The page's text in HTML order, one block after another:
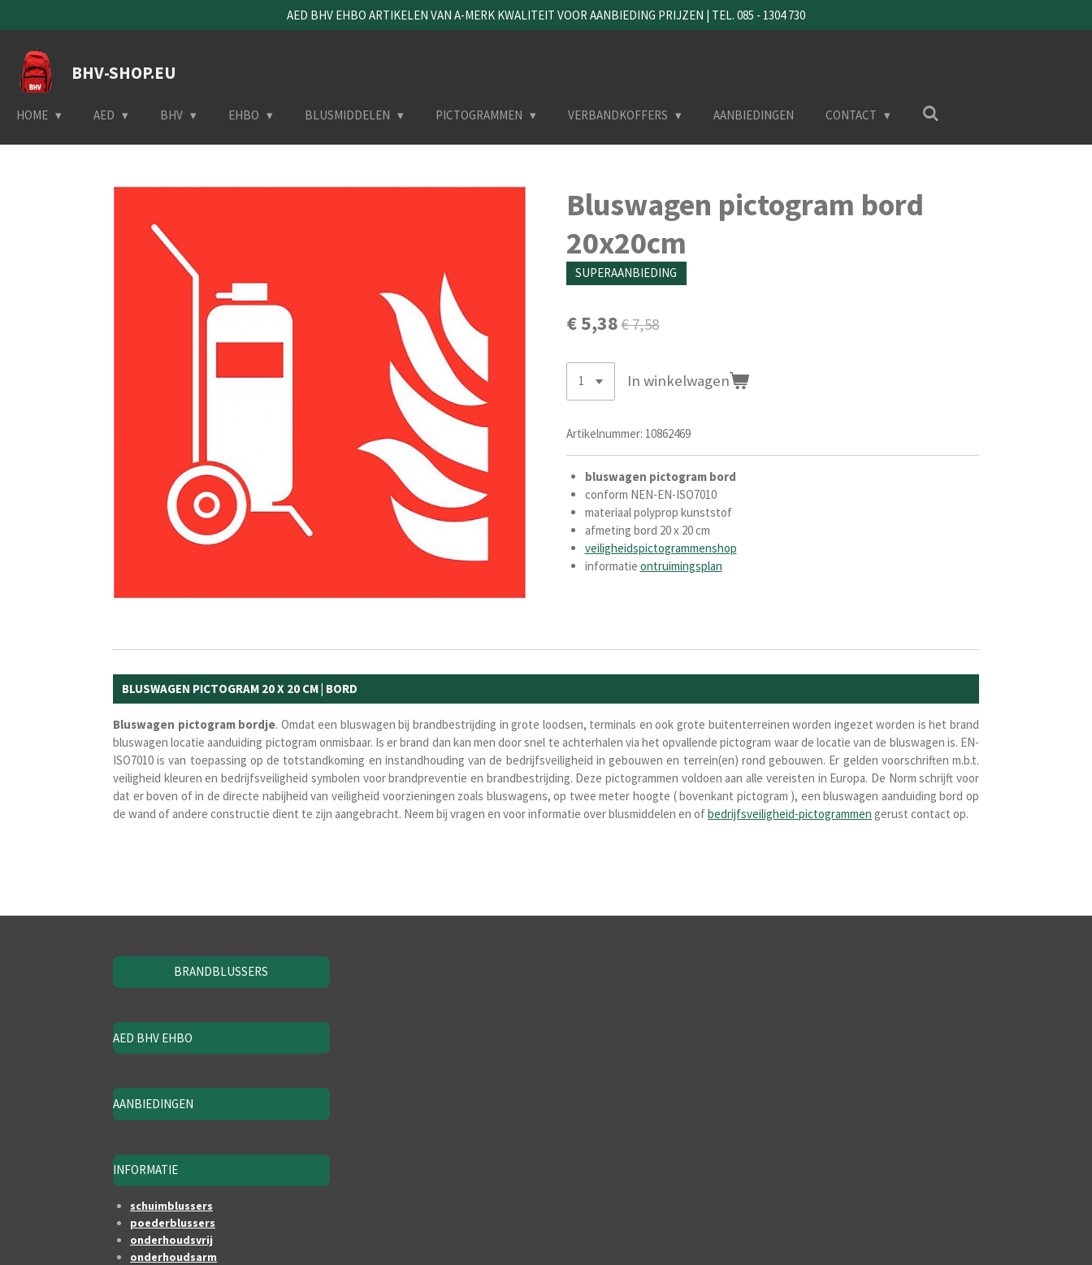
direct
naar
hoofdinhoud
AED BHV EHBO ARTIKELEN VAN A-MERK KWALITEIT VOOR AANBIEDING PRIJZEN | TEL. 085 - 1304 730
BHV-SHOP.EU
HOME AED BHV EHBO BLUSMIDDELEN PICTOGRAMMEN VERBANDKOFFERS AANBIEDINGEN CONTACT
Bluswagen pictogram bord
20x20cm
SUPERAANBIEDING
€ 5,38€ 7,58
In winkelwagen
Artikelnummer: 10862469
bluswagen pictogram bord
conform NEN-EN-ISO7010
materiaal polyprop kunststof
afmeting bord 20 x 20 cm
veiligheidspictogrammenshop
informatie ontruimingsplan
BLUSWAGEN PICTOGRAM 20 X 20 CM | BORD
Bluswagen pictogram bordje. Omdat een bluswagen bij brandbestrijding in grote loodsen, terminals en ook grote buitenterreinen worden ingezet worden is het brand
bluswagen locatie aanduiding pictogram onmisbaar. Is er brand dan kan men door snel te achterhalen via het opvallende pictogram waar de locatie van de bluswagen is. EN-
ISO7010 is van toepassing op de totstandkoming en instandhouding van de bedrijfsveiligheid in gebouwen en terrein(en) rond gebouwen. Er gelden voorschriften m.b.t.
veiligheid kleuren en bedrijfsveiligheid symbolen voor brandpreventie en brandbestrijding. Deze pictogrammen voldoen aan alle vereisten in Europa. De Norm schrijft voor
dat er boven of in de directe nabijheid van veiligheid voorzieningen zoals bluswagens, op twee meter hoogte ( bovenkant pictogram ), een bluswagen aanduiding bord op
de wand of andere constructie dient te zijn aangebracht. Neem bij vragen en voor informatie over blusmiddelen en ofbedrijfsveiligheid-pictogrammen gerust contact op.
BRANDBLUSSERS
AED BHV EHBO
AANBIEDINGEN
INFORMATIE
schuimblussers
poederblussers
onderhoudsvrij
onderhoudsarm